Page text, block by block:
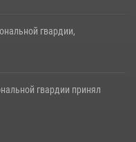
гвардии,
гвардии принял